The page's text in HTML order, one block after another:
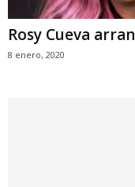
Rosy Cueva
8 enero, 2020